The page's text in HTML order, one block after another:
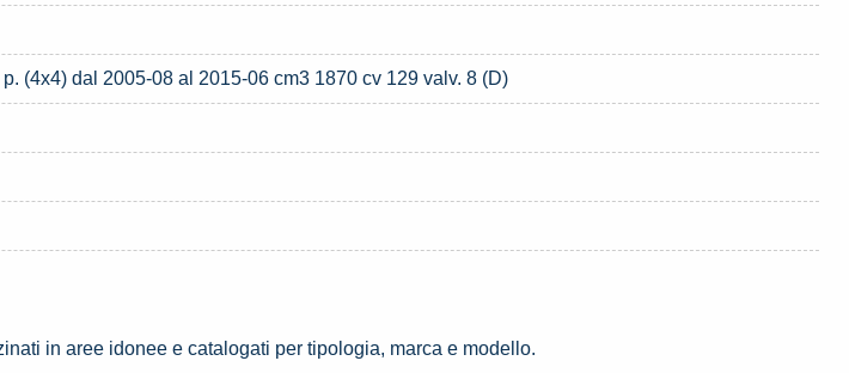
(4x4) dal 2005-08 al 2015-06 cm3 1870 cv 129 valv. 8 (D)
in aree idonee e catalogati per tipologia, marca e modello.